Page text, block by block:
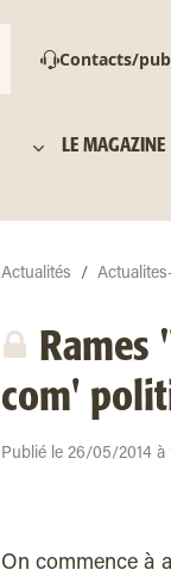
Contacts/pub
LE MAGAZINE
Actualités
Rames
com'
Publié le 26/05/2014 à
On commence à